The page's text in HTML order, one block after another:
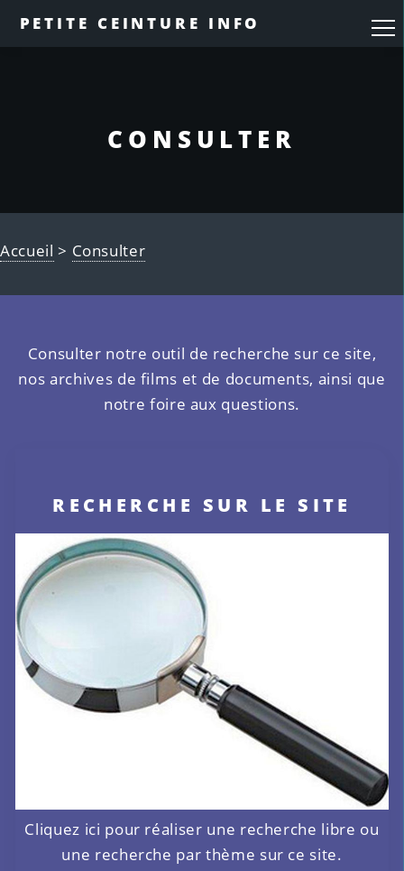
PETITE CEINTURE INFO
CONSULTER
Accueil > Consulter
Consulter notre outil de recherche sur ce site,
nos archives de films et de documents, ainsi que
notre foire aux questions.
RECHERCHE SUR LE SITE
Cliquez ici pour réaliser une recherche libre ou
une recherche par thème sur ce site.